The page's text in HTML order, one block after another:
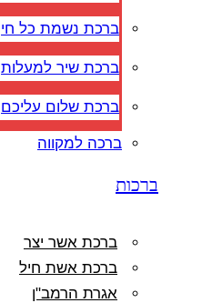
ברכת נשמת כל חי
ברכת שיר למעלות
ברכת שלום עליכם
ברכה למקווה
ברכות
ברכת אשר יצר
ברכת אשת חיל
אגרת הרמב"ן